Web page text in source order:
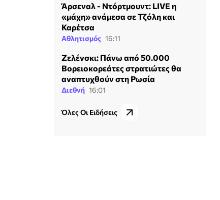
Άρσεναλ - Ντόρτμουντ: LIVE η
«μάχη» ανάμεσα σε Τζόλη και
Καρέτσα
Αθλητισμός 16:11
Ζελένσκι: Πάνω από 50.000
Βορειοκορεάτες στρατιώτες θα
αναπτυχθούν στη Ρωσία
Διεθνή 16:01
Όλες Οι Ειδήσεις